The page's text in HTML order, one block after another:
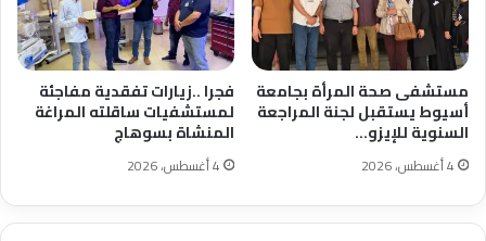
مستشفى صحة المرأة بجامعة
أسيوط يستقبل لجنة المراجعة
السنوية للإيزو…
4 أغسطس، 2026
فجرا ..زيارات تفقدية مفاجئة
لمستشفيات ساقلته المراغة
المنشاة بسوهاج
4 أغسطس، 2026